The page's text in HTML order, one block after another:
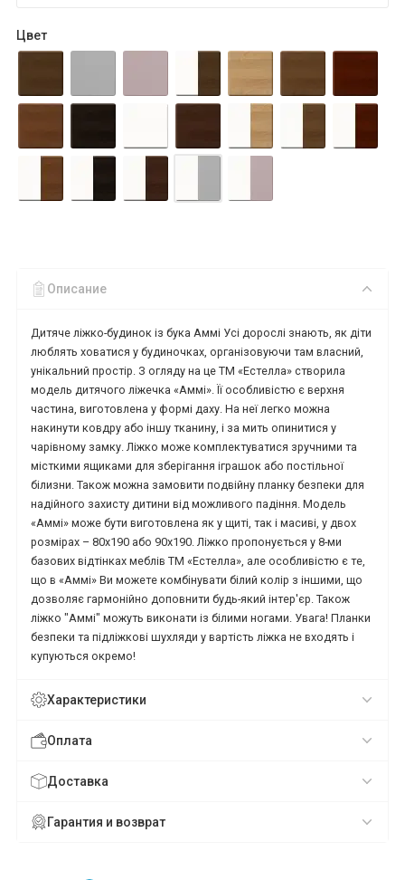
Цвет
Описание
Дитяче ліжко-будинок із бука Аммі Усі дорослі знають, як діти
люблять ховатися у будиночках, організовуючи там власний,
унікальний простір. З огляду на це ТМ «Естелла» створила
модель дитячого ліжечка «Аммі». Її особливістю є верхня
частина, виготовлена у формі даху. На неї легко можна
накинути ковдру або іншу тканину, і за мить опинитися у
чарівному замку. Ліжко може комплектуватися зручними та
місткими ящиками для зберігання іграшок або постільної
білизни. Також можна замовити подвійну планку безпеки для
надійного захисту дитини від можливого падіння. Модель
«Аммі» може бути виготовлена як у щиті, так і масиві, у двох
розмірах – 80х190 або 90х190. Ліжко пропонується у 8-ми
базових відтінках меблів ТМ «Естелла», але особливістю є те,
що в «Аммі» Ви можете комбінувати білий колір з іншими, що
дозволяє гармонійно доповнити будь-який інтер'єр. Також
ліжко "Аммі" можуть виконати із білими ногами. Увага! Планки
безпеки та підліжкові шухляди у вартість ліжка не входять і
купуються окремо!
Характеристики
Оплата
Доставка
Гарантия и возврат